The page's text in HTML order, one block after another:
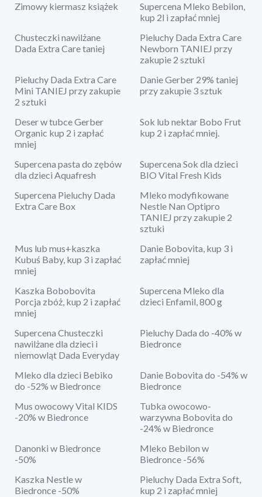
Zimowy kiermasz książek
Supercena Mleko Bebilon,
kup 2l i zapłać mniej
Chusteczki nawilżane
Dada Extra Care taniej
Pieluchy Dada Extra Care
Newborn TANIEJ przy
zakupie 2 sztuki
Pieluchy Dada Extra Care
Mini TANIEJ przy zakupie
2 sztuki
Danie Gerber 29% taniej
przy zakupie 3 sztuk
Deser w tubce Gerber
Organic kup 2 i zapłać
mniej
Sok lub nektar Bobo Frut
kup 2 i zapłać mniej.
Supercena pasta do zębów
dla dzieci Aquafresh
Supercena Sok dla dzieci
BIO Vital Fresh Kids
Supercena Pieluchy Dada
Extra Care Box
Mleko modyfikowane
Nestle Nan Optipro
TANIEJ przy zakupie 2
sztuki
Mus lub mus+kaszka
Kubuś Baby, kup 3 i zapłać
mniej
Danie Bobovita, kup 3 i
zapłać mniej
Kaszka Bobobovita
Porcja zbóż, kup 2 i zapłać
mniej
Supercena Mleko dla
dzieci Enfamil, 800 g
Supercena Chusteczki
nawilżane dla dzieci i
niemowląt Dada Everyday
Pieluchy Dada do -40% w
Biedronce
Mleko dla dzieci Bebiko
do -52% w Biedronce
Danie Bobovita do -54% w
Biedronce
Mus owocowy Vital KIDS
-20% w Biedronce
Tubka owocowo-
warzywna Bobovita do
-24% w Biedronce
Danonki w Biedronce
-50%
Mleko Bebilon w
Biedronce -56%
Kaszka Nestle w
Biedronce -50%
Pieluchy Dada Extra Soft,
kup 2 i zapłać mniej